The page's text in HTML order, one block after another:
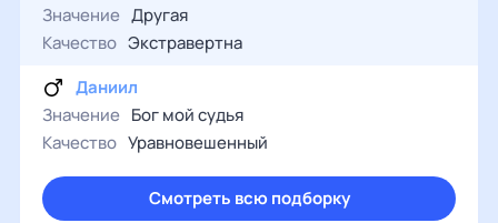
Значение Другая
Качество Экстравертна
Даниил
Значение Бог мой судья
Качество Уравновешенный
Смотреть всю подборку